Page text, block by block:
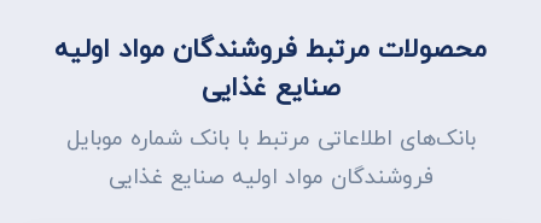
محصولات مرتبط فروشندگان مواد اولیه
صنایع غذایی
بانک‌های اطلاعاتی مرتبط با بانک شماره موبایل
فروشندگان مواد اولیه صنایع غذایی